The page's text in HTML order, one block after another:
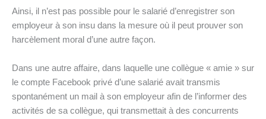
Ainsi, il n’est pas possible pour le salarié d’enregistrer son
employeur à son insu dans la mesure où il peut prouver son
harcèlement moral d’une autre façon.
Dans une autre affaire, dans laquelle une collègue « amie » sur
le compte Facebook privé d’une salarié avait transmis
spontanément un mail à son employeur afin de l’informer des
activités de sa collègue, qui transmettait à des concurrents